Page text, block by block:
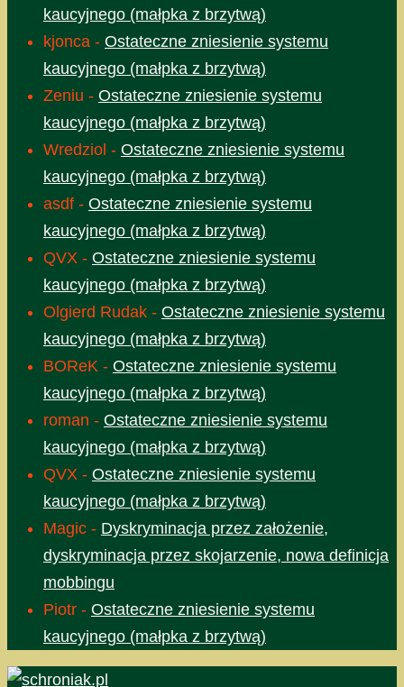
kaucyjnego (małpka z brzytwą)
kjonca - Ostateczne zniesienie systemu
kaucyjnego (małpka z brzytwą)
Zeniu - Ostateczne zniesienie systemu
kaucyjnego (małpka z brzytwą)
Wredziol - Ostateczne zniesienie systemu
kaucyjnego (małpka z brzytwą)
asdf - Ostateczne zniesienie systemu
kaucyjnego (małpka z brzytwą)
QVX - Ostateczne zniesienie systemu
kaucyjnego (małpka z brzytwą)
Olgierd Rudak - Ostateczne zniesienie systemu
kaucyjnego (małpka z brzytwą)
BOReK - Ostateczne zniesienie systemu
kaucyjnego (małpka z brzytwą)
roman - Ostateczne zniesienie systemu
kaucyjnego (małpka z brzytwą)
QVX - Ostateczne zniesienie systemu
kaucyjnego (małpka z brzytwą)
Magic - Dyskryminacja przez założenie,
dyskryminacja przez skojarzenie, nowa definicja
mobbingu
Piotr - Ostateczne zniesienie systemu
kaucyjnego (małpka z brzytwą)